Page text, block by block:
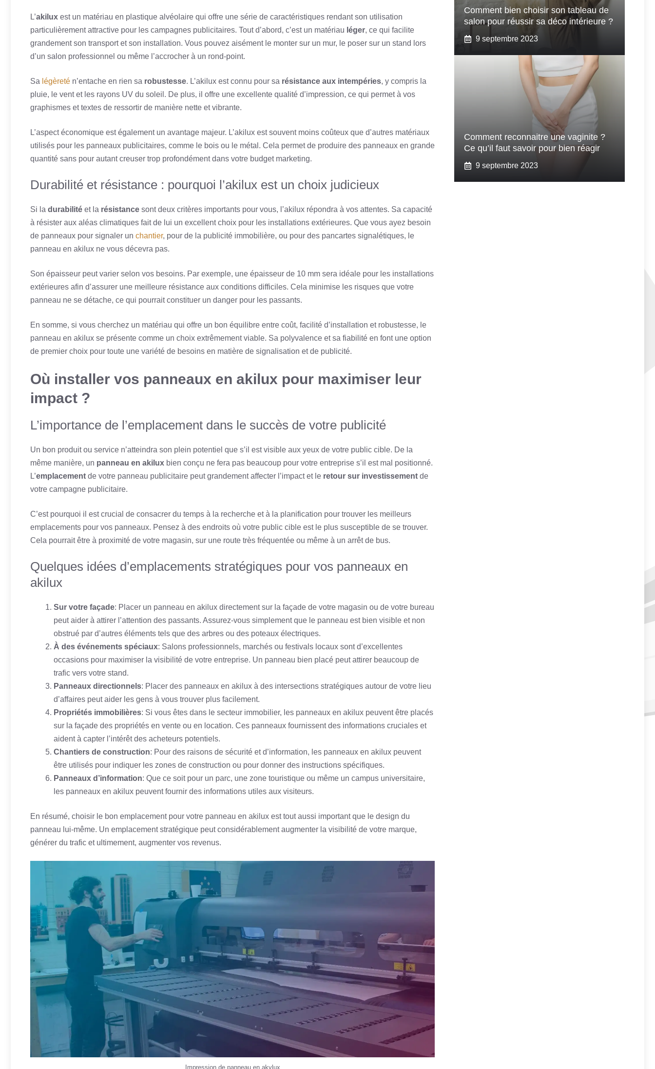
L’akilux est un matériau en plastique alvéolaire qui offre une série de caractéristiques rendant son utilisation
particulièrement attractive pour les campagnes publicitaires. Tout d’abord, c’est un matériau léger, ce qui facilite
grandement son transport et son installation. Vous pouvez aisément le monter sur un mur, le poser sur un stand lors
d’un salon professionnel ou même l’accrocher à un rond-point.
Sa légèreté n’entache en rien sa robustesse. L’akilux est connu pour sa résistance aux intempéries, y compris la
pluie, le vent et les rayons UV du soleil. De plus, il offre une excellente qualité d’impression, ce qui permet à vos
graphismes et textes de ressortir de manière nette et vibrante.
L’aspect économique est également un avantage majeur. L’akilux est souvent moins coûteux que d’autres matériaux
utilisés pour les panneaux publicitaires, comme le bois ou le métal. Cela permet de produire des panneaux en grande
quantité sans pour autant creuser trop profondément dans votre budget marketing.
Durabilité et résistance : pourquoi l’akilux est un choix judicieux
Si la durabilité et la résistance sont deux critères importants pour vous, l’akilux répondra à vos attentes. Sa capacité
à résister aux aléas climatiques fait de lui un excellent choix pour les installations extérieures. Que vous ayez besoin
de panneaux pour signaler un chantier, pour de la publicité immobilière, ou pour des pancartes signalétiques, le
panneau en akilux ne vous décevra pas.
Son épaisseur peut varier selon vos besoins. Par exemple, une épaisseur de 10 mm sera idéale pour les installations
extérieures afin d’assurer une meilleure résistance aux conditions difficiles. Cela minimise les risques que votre
panneau ne se détache, ce qui pourrait constituer un danger pour les passants.
En somme, si vous cherchez un matériau qui offre un bon équilibre entre coût, facilité d’installation et robustesse, le
panneau en akilux se présente comme un choix extrêmement viable. Sa polyvalence et sa fiabilité en font une option
de premier choix pour toute une variété de besoins en matière de signalisation et de publicité.
Où installer vos panneaux en akilux pour maximiser leur
impact ?
L’importance de l’emplacement dans le succès de votre publicité
Un bon produit ou service n’atteindra son plein potentiel que s’il est visible aux yeux de votre public cible. De la
même manière, un panneau en akilux bien conçu ne fera pas beaucoup pour votre entreprise s’il est mal positionné.
L’emplacement de votre panneau publicitaire peut grandement affecter l’impact et le retour sur investissement de
votre campagne publicitaire.
C’est pourquoi il est crucial de consacrer du temps à la recherche et à la planification pour trouver les meilleurs
emplacements pour vos panneaux. Pensez à des endroits où votre public cible est le plus susceptible de se trouver.
Cela pourrait être à proximité de votre magasin, sur une route très fréquentée ou même à un arrêt de bus.
Quelques idées d’emplacements stratégiques pour vos panneaux en
akilux
Sur votre façade: Placer un panneau en akilux directement sur la façade de votre magasin ou de votre bureau
peut aider à attirer l’attention des passants. Assurez-vous simplement que le panneau est bien visible et non
obstrué par d’autres éléments tels que des arbres ou des poteaux électriques.
À des événements spéciaux: Salons professionnels, marchés ou festivals locaux sont d’excellentes
occasions pour maximiser la visibilité de votre entreprise. Un panneau bien placé peut attirer beaucoup de
trafic vers votre stand.
Panneaux directionnels: Placer des panneaux en akilux à des intersections stratégiques autour de votre lieu
d’affaires peut aider les gens à vous trouver plus facilement.
Propriétés immobilières: Si vous êtes dans le secteur immobilier, les panneaux en akilux peuvent être placés
sur la façade des propriétés en vente ou en location. Ces panneaux fournissent des informations cruciales et
aident à capter l’intérêt des acheteurs potentiels.
Chantiers de construction: Pour des raisons de sécurité et d’information, les panneaux en akilux peuvent
être utilisés pour indiquer les zones de construction ou pour donner des instructions spécifiques.
Panneaux d’information: Que ce soit pour un parc, une zone touristique ou même un campus universitaire,
les panneaux en akilux peuvent fournir des informations utiles aux visiteurs.
En résumé, choisir le bon emplacement pour votre panneau en akilux est tout aussi important que le design du
panneau lui-même. Un emplacement stratégique peut considérablement augmenter la visibilité de votre marque,
générer du trafic et ultimement, augmenter vos revenus.
Impression de panneau en akylux
Comment bien choisir son tableau de
salon pour réussir sa déco intérieure ?
9 septembre 2023
Comment reconnaitre une vaginite ?
Ce qu’il faut savoir pour bien réagir
9 septembre 2023